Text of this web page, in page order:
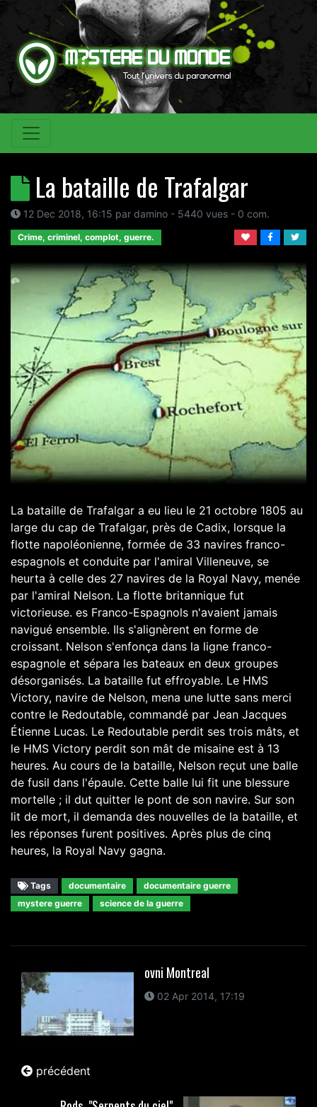
La bataille de Trafalgar
12 Dec 2018, 16:15 par damino - 5440 vues - 0 com.
Crime, criminel, complot, guerre.
La bataille de Trafalgar a eu lieu le 21 octobre 1805 au
large du cap de Trafalgar, près de Cadix, lorsque la
flotte napoléonienne, formée de 33 navires franco-
espagnols et conduite par l'amiral Villeneuve, se
heurta à celle des 27 navires de la Royal Navy, menée
par l'amiral Nelson. La flotte britannique fut
victorieuse. es Franco-Espagnols n'avaient jamais
navigué ensemble. Ils s'alignèrent en forme de
croissant. Nelson s'enfonça dans la ligne franco-
espagnole et sépara les bateaux en deux groupes
désorganisés. La bataille fut effroyable. Le HMS
Victory, navire de Nelson, mena une lutte sans merci
contre le Redoutable, commandé par Jean Jacques
Étienne Lucas. Le Redoutable perdit ses trois mâts, et
le HMS Victory perdit son mât de misaine est à 13
heures. Au cours de la bataille, Nelson reçut une balle
de fusil dans l'épaule. Cette balle lui fit une blessure
mortelle ; il dut quitter le pont de son navire. Sur son
lit de mort, il demanda des nouvelles de la bataille, et
les réponses furent positives. Après plus de cinq
heures, la Royal Navy gagna.
Tags documentaire
documentaire guerre
mystere guerre
science de la guerre
ovni Montreal
02 Apr 2014, 17:19
précédent